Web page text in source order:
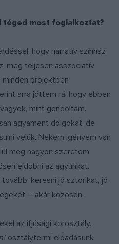
téged most foglalkoztat?
hogy narratív színház
meg teljesen asszociatív
projektben
arra jöttem rá, hogy ebben
mint gondoltam.
agyament dolgokat, de
velük. Nekem igényem van
meg nagyon szeretem
eldobni az agyunkat.
keresni jó sztorikat, jó
– akár közösen.
az ifjúsági korosztály.
osztálytermi előadásunk